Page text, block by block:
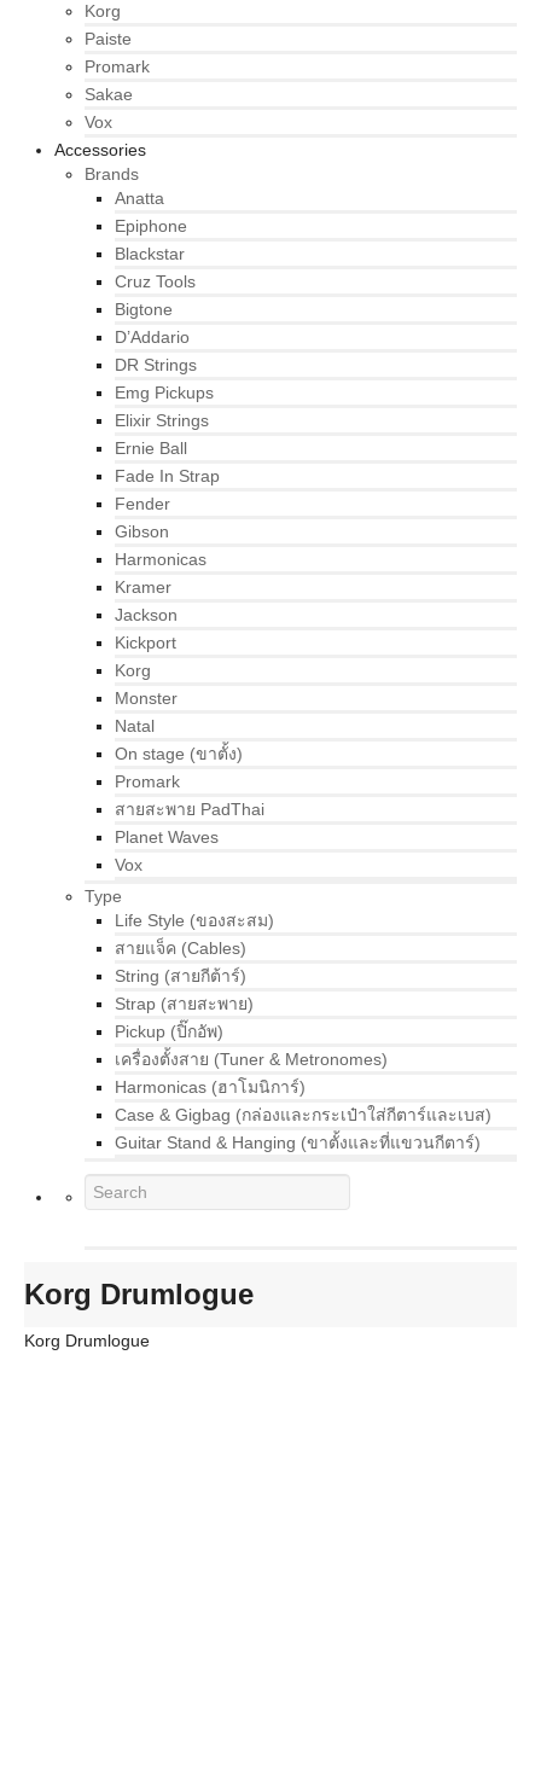
Korg
Paiste
Promark
Sakae
Vox
Accessories
Brands
Anatta
Epiphone
Blackstar
Cruz Tools
Bigtone
D’Addario
DR Strings
Emg Pickups
Elixir Strings
Ernie Ball
Fade In Strap
Fender
Gibson
Harmonicas
Kramer
Jackson
Kickport
Korg
Monster
Natal
On stage (ขาตั้ง)
Promark
สายสะพาย PadThai
Planet Waves
Vox
Type
Life Style (ของสะสม)
สายแจ็ค (Cables)
String (สายกีต้าร์)
Strap (สายสะพาย)
Pickup (ปิ๊กอัพ)
เครื่องตั้งสาย (Tuner & Metronomes)
Harmonicas (ฮาโมนิการ์)
Case & Gigbag (กล่องและกระเป๋าใส่กีตาร์และเบส)
Guitar Stand & Hanging (ขาตั้งและที่แขวนกีตาร์)
Korg Drumlogue
Korg Drumlogue